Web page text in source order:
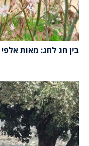
בין חג לחג: מאות אלפי